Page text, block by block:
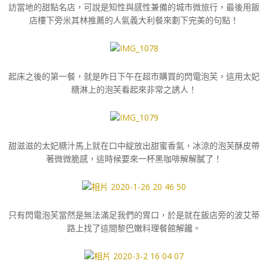
訪當地的甜點名店，可說是知性與感性兼備的城市微旅行，最後用飯
店樓下旁米其林推薦的人氣義大利餐來劃下完美的句點！
起床之後的第一餐，就是昨日下午在超市購買的閃電泡芙，這用太妃
糖淋上的泡芙看起來非常之誘人！
甜滋滋的太妃糖汁馬上就在口中綻放出甜蜜香氣，冰涼的泡芙酥皮帶
著微微脆感，這時候要來一杯黑咖啡解解膩了！
只有閃電泡芙當然是無法滿足我們的胃口，於是就在飯店旁的波艾蒂
路上找了這間黎巴嫩料理餐館解饞。